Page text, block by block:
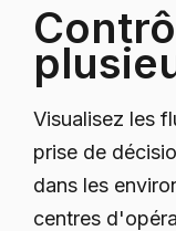
Visualisez les
prise de
dans les
centres